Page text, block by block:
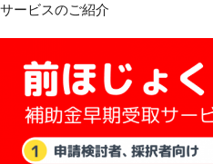
サービスのご紹介